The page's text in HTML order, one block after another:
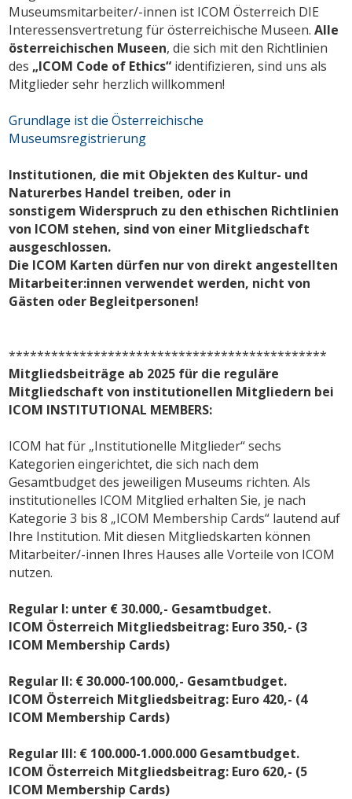
Museumsmitarbeiter/-innen ist ICOM Österreich DIE
Interessensvertretung für österreichische Museen.Alle
österreichischen Museen, die sich mit den Richtlinien
des „ICOM Code of Ethics“ identifizieren, sind uns als
Mitglieder sehr herzlich willkommen!
Grundlage ist die Österreichische
Museumsregistrierung
Institutionen, die mit Objekten des Kultur- und
Naturerbes Handel treiben, oder in
sonstigem Widerspruch zu den ethischen Richtlinien
von ICOM stehen, sind von einer Mitgliedschaft
ausgeschlossen.
Die ICOM Karten dürfen nur von direkt angestellten
Mitarbeiter:innen verwendet werden, nicht von
Gästen oder Begleitpersonen!
*********************************************
Mitgliedsbeiträge ab 2025 für die reguläre
Mitgliedschaft von institutionellen Mitgliedern bei
ICOM INSTITUTIONAL MEMBERS:
ICOM hat für „Institutionelle Mitglieder“ sechs
Kategorien eingerichtet, die sich nach dem
Gesamtbudget des jeweiligen Museums richten. Als
institutionelles ICOM Mitglied erhalten Sie, je nach
Kategorie 3 bis 8 „ICOM Membership Cards“ lautend auf
Ihre Institution. Mit diesen Mitgliedskarten können
Mitarbeiter/-innen Ihres Hauses alle Vorteile von ICOM
nutzen.
Regular I: unter € 30.000,- Gesamtbudget.
ICOM Österreich Mitgliedsbeitrag: Euro 350,- (3
ICOM Membership Cards)
Regular II: € 30.000-100.000,- Gesamtbudget.
ICOM Österreich Mitgliedsbeitrag: Euro 420,- (4
ICOM Membership Cards)
Regular III: € 100.000-1.000.000 Gesamtbudget.
ICOM Österreich Mitgliedsbeitrag: Euro 620,- (5
ICOM Membership Cards)